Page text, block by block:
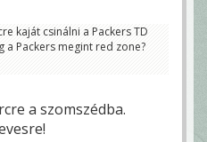
kaját csinálni a Packers TD
a Packers megint red zone?
a szomszédba.